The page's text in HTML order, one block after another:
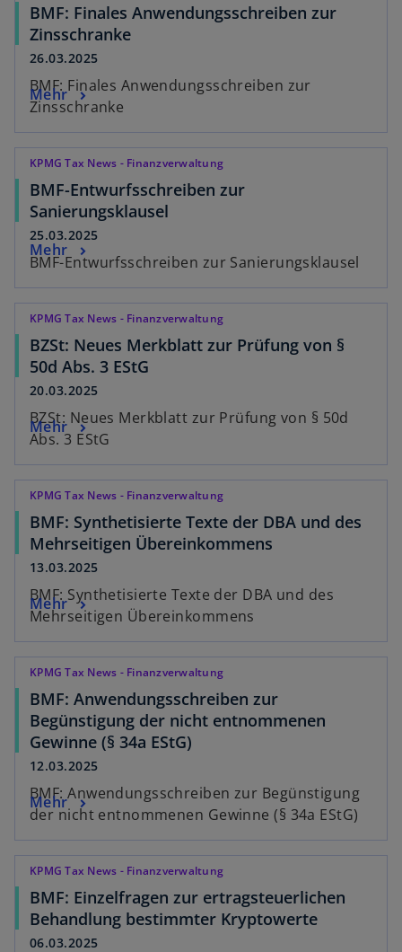
BMF: Finales Anwendungsschreiben zur
Zinsschranke
26.03.2025
BMF: Finales Anwendungsschreiben zur
Zinsschranke
Mehr
KPMG Tax News - Finanzverwaltung
BMF-Entwurfsschreiben zur
Sanierungsklausel
25.03.2025
BMF-Entwurfsschreiben zur Sanierungsklausel
Mehr
KPMG Tax News - Finanzverwaltung
BZSt: Neues Merkblatt zur Prüfung von §
50d Abs. 3 EStG
20.03.2025
BZSt: Neues Merkblatt zur Prüfung von § 50d
Abs. 3 EStG
Mehr
KPMG Tax News - Finanzverwaltung
BMF: Synthetisierte Texte der DBA und des
Mehrseitigen Übereinkommens
13.03.2025
BMF: Synthetisierte Texte der DBA und des
Mehrseitigen Übereinkommens
Mehr
KPMG Tax News - Finanzverwaltung
BMF: Anwendungsschreiben zur
Begünstigung der nicht entnommenen
Gewinne (§ 34a EStG)
12.03.2025
BMF: Anwendungsschreiben zur Begünstigung
der nicht entnommenen Gewinne (§ 34a EStG)
Mehr
KPMG Tax News - Finanzverwaltung
BMF: Einzelfragen zur ertragsteuerlichen
Behandlung bestimmter Kryptowerte
06.03.2025